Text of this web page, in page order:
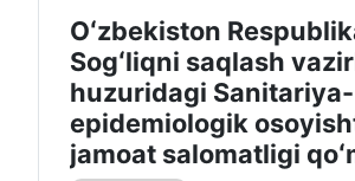
Oʻzbekiston
Sogʻliqni saqlash
huzuridagi Sanitariya-
epidemiologik
jamoat salomatligi